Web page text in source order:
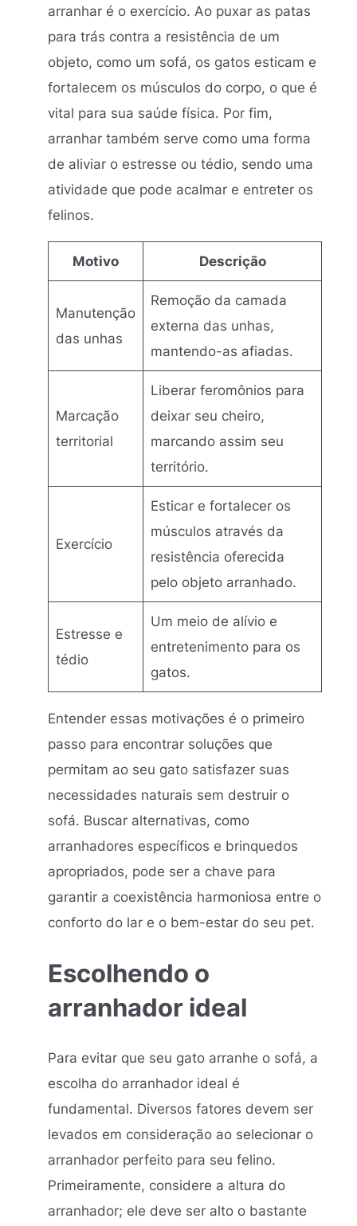
arranhar é o exercício. Ao puxar as patas
para trás contra a resistência de um
objeto, como um sofá, os gatos esticam e
fortalecem os músculos do corpo, o que é
vital para sua saúde física. Por fim,
arranhar também serve como uma forma
de aliviar o estresse ou tédio, sendo uma
atividade que pode acalmar e entreter os
felinos.
Motivo Descrição
Manutenção
das unhas
Remoção da camada
externa das unhas,
mantendo-as afiadas.
Marcação
territorial
Liberar feromônios para
deixar seu cheiro,
marcando assim seu
território.
Exercício
Esticar e fortalecer os
músculos através da
resistência oferecida
pelo objeto arranhado.
Estresse e
tédio
Um meio de alívio e
entretenimento para os
gatos.
Entender essas motivações é o primeiro
passo para encontrar soluções que
permitam ao seu gato satisfazer suas
necessidades naturais sem destruir o
sofá. Buscar alternativas, como
arranhadores específicos e brinquedos
apropriados, pode ser a chave para
garantir a coexistência harmoniosa entre o
conforto do lar e o bem-estar do seu pet.
Escolhendo o
arranhador ideal
Para evitar que seu gato arranhe o sofá, a
escolha do arranhador ideal é
fundamental. Diversos fatores devem ser
levados em consideração ao selecionar o
arranhador perfeito para seu felino.
Primeiramente, considere a altura do
arranhador; ele deve ser alto o bastante